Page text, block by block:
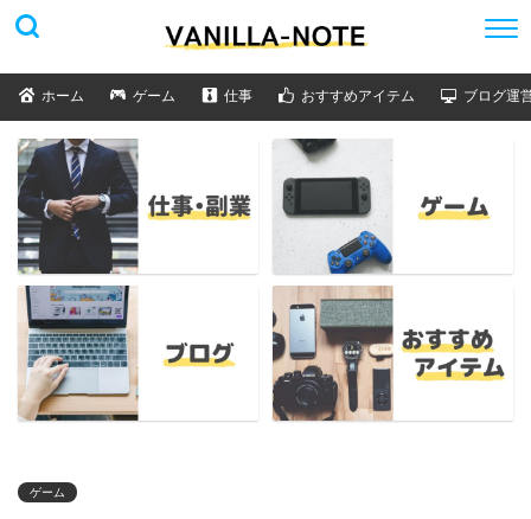
ホーム ゲーム 仕事 おすすめアイテム ブログ運
ゲーム